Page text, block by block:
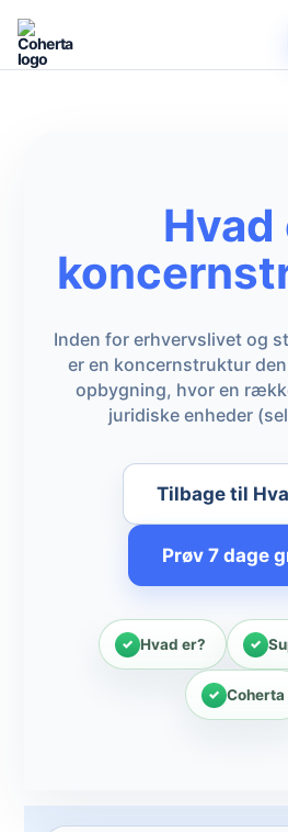
Hvad
Inden for erhvervslivet og
er en koncernstruktur
opbygning, hvor en
juridiske enheder
Tilbage til
Prøv 7 dage
Hvad er?
Coherta